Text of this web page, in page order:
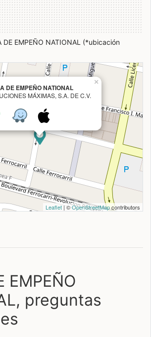
DE EMPEÑO NATIONAL (*ubicación
DE EMPEÑO NATIONAL
MÁXIMAS, S.A. DE C.V.
×
Leaflet| ©OpenStreetMapcontributors
EMPEÑO
preguntas